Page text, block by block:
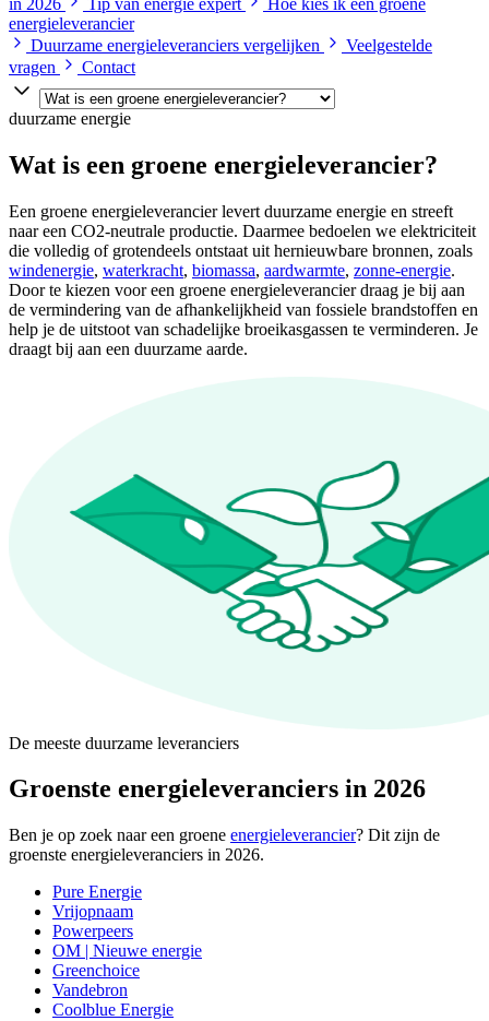
energieleverancier
Duurzame energieleveranciers vergelijken
Veelgestelde
vragen
Contact
duurzame energie
Wat is een groene energieleverancier?
Een groene energieleverancier levert duurzame energie en streeft
naar een CO2-neutrale productie. Daarmee bedoelen we elektriciteit
die volledig of grotendeels ontstaat uit hernieuwbare bronnen, zoals
windenergie, waterkracht, biomassa, aardwarmte, zonne-energie.
Door te kiezen voor een groene energieleverancier draag je bij aan
de vermindering van de afhankelijkheid van fossiele brandstoffen en
help je de uitstoot van schadelijke broeikasgassen te verminderen. Je
draagt bij aan een duurzame aarde.
De meeste duurzame leveranciers
Groenste energieleveranciers in 2026
Ben je op zoek naar een groene energieleverancier? Dit zijn de
groenste energieleveranciers in 2026.
Pure Energie
Vrijopnaam
Powerpeers
OM | Nieuwe energie
Greenchoice
Vandebron
Coolblue Energie